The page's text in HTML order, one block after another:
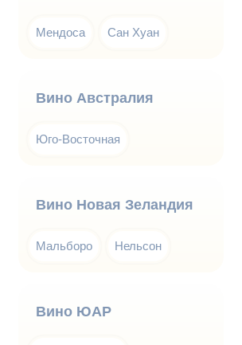
Мендоса Сан Хуан
Вино Австралия
Юго-Восточная
Вино Новая Зеландия
Мальборо Нельсон
Вино ЮАР